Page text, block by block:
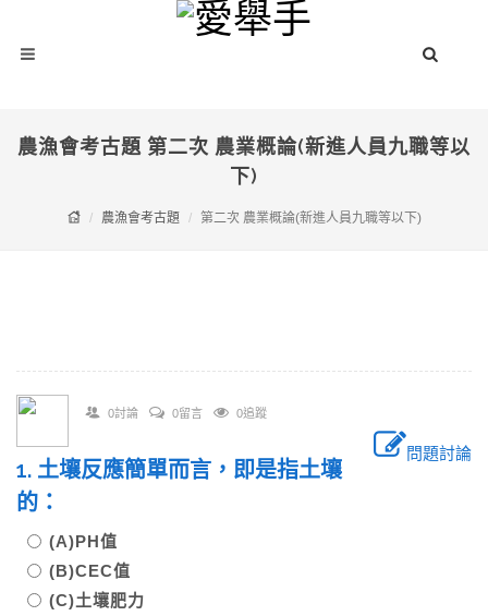
農漁會考古題 第二次 農業概論(新進人員九職等以
下)
農漁會考古題 第二次 農業概論(新進人員九職等以下)
0討論 0留言 0追蹤
問題討論
1. 土壤反應簡單而言，即是指土壤
的：
(A)PH值
(B)CEC值
(C)土壤肥力